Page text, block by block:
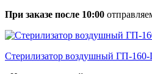
При заказе после 10:00
Стерилизатор воздушный ГП-